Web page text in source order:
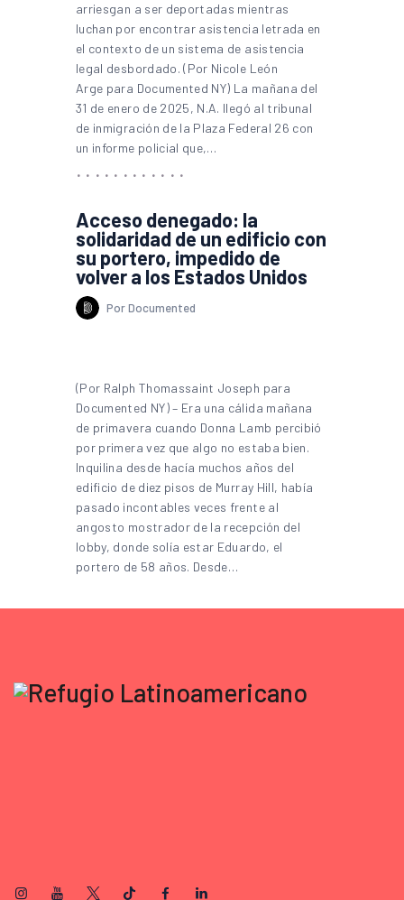
arriesgan a ser deportadas mientras
luchan por encontrar asistencia letrada en
el contexto de un sistema de asistencia
legal desbordado. (Por Nicole León
Arge para Documented NY) La mañana del
31 de enero de 2025, N.A. llegó al tribunal
de inmigración de la Plaza Federal 26 con
un informe policial que,…
Acceso denegado: la
solidaridad de un edificio con
su portero, impedido de
volver a los Estados Unidos
Por Documented
(Por Ralph Thomassaint Joseph para
Documented NY) – Era una cálida mañana
de primavera cuando Donna Lamb percibió
por primera vez que algo no estaba bien.
Inquilina desde hacía muchos años del
edificio de diez pisos de Murray Hill, había
pasado incontables veces frente al
angosto mostrador de la recepción del
lobby, donde solía estar Eduardo, el
portero de 58 años. Desde…